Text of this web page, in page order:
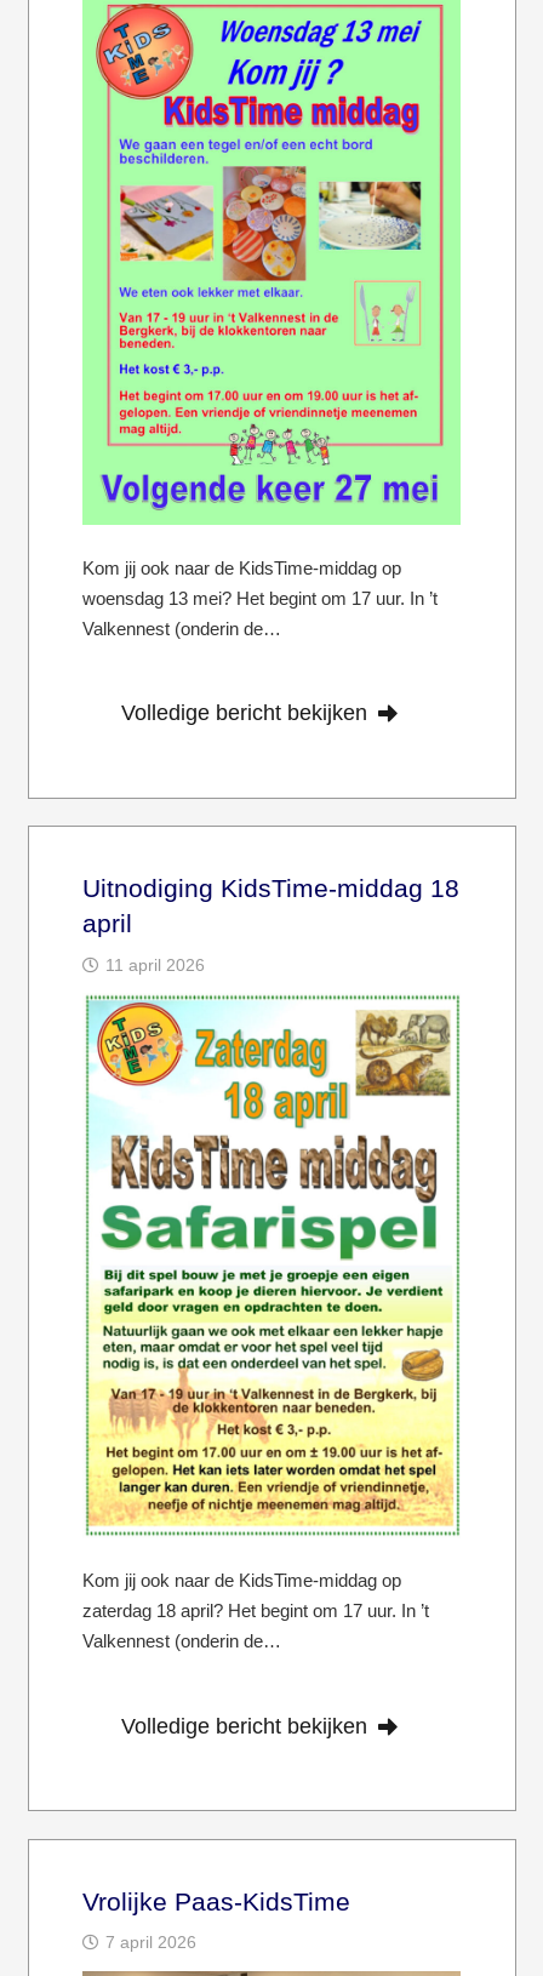
Kom jij ook naar de KidsTime-middag op
woensdag 13 mei? Het begint om 17 uur. In ’t
Valkennest (onderin de…
Volledige bericht bekijken
Uitnodiging KidsTime-middag 18
april
11 april 2026
Kom jij ook naar de KidsTime-middag op
zaterdag 18 april? Het begint om 17 uur. In ’t
Valkennest (onderin de…
Volledige bericht bekijken
Vrolijke Paas-KidsTime
7 april 2026